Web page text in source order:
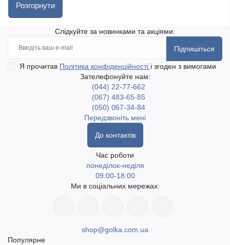
виробу. Вони чудово підходять для в’язання шапок, светрів,
шарфів, рукавів, дитячого одягу та інших речей як у техніці по
колу, так і плаского в’язання.
Addi, включаючи серію Unicorn, з прямими поставками від
виробника. Швидка доставка по Україні, включаючи
найвіддаленіші населені пункти. Доступний самовивіз у місті
Одеса. Доставка Новою поштою та Укрпоштою.
Розгорнути
Слідкуйте за новинками та акціями:
Підпишіться
Я прочитав Політика конфіденційності і згоден з вимогами
Зателефонуйте нам:
(044) 22-77-662
(067) 483-65-85
(050) 067-34-84
Передзвоніть мені
До контактів
Час роботи
понеділок-неділя
09:00-18:00
Ми в соціальних мережах:
shop@golka.com.ua
Популярне